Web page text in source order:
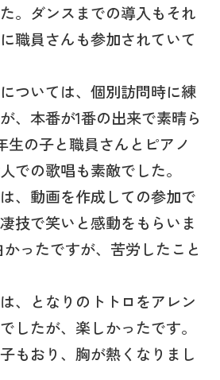
。ダンスまでの導入もそれ
職員さんも参加されていて
ついては、個別訪問時に練
、本番が1番の出来で素晴ら
生の子と職員さんとピアノ
での歌唱も素敵でした。
、動画を作成しての参加で
技で笑いと感動をもらいま
かったですが、苦労したこと
、となりのトトロをアレン
したが、楽しかったです。
もおり、胸が熱くなりまし